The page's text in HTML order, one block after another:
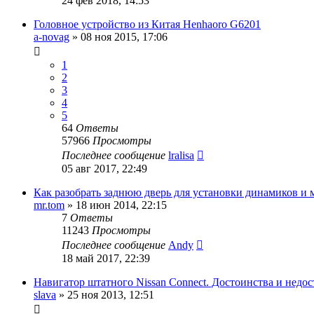
Головное устройство из Китая Henhaoro G6201
a-novag » 08 ноя 2015, 17:06
1
2
3
4
5
64 Ответы
57966 Просмотры
Последнее сообщение lralisa
05 авг 2017, 22:49
Как разобрать заднюю дверь для установки динамиков и
mr.tom » 18 июн 2014, 22:15
7 Ответы
11243 Просмотры
Последнее сообщение Andy
18 май 2017, 22:39
Навигатор штатного Nissan Connect. Достоинства и
slava » 25 ноя 2013, 12:51